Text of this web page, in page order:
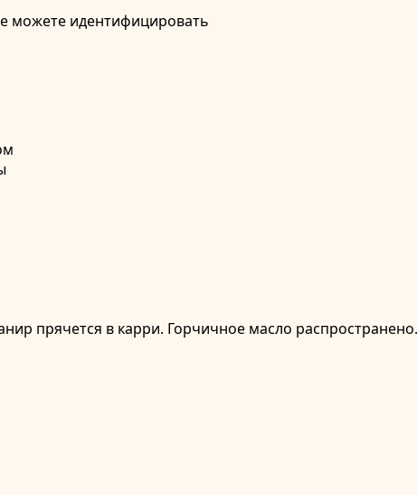
можете идентифицировать
прячется в карри. Горчичное масло